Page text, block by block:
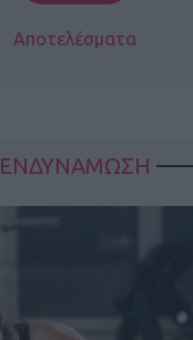
Αποτελέσματα
ΕΝΔΥΝΑΜΩΣΗ